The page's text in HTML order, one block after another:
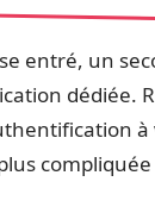
entré, un
dédiée.